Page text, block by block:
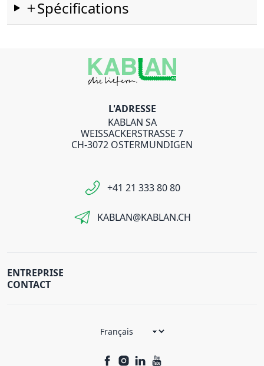
Spécifications
L'ADRESSE
KABLAN SA
WEISSACKERSTRASSE 7
CH-3072 OSTERMUNDIGEN
+41 21 333 80 80
KABLAN@KABLAN.CH
ENTREPRISE
CONTACT